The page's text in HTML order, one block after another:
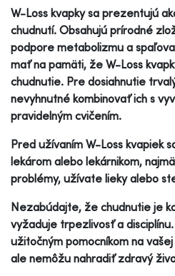
W-Loss kvapky sa prezentujú
chudnutí. Obsahujú prírodné
podpore metabolizmu a
mať na pamäti, že W-Loss
chudnutie. Pre dosiahnutie
nevyhnutné kombinovať ich s
pravidelným cvičením.
Pred užívaním W-Loss kvapiek
lekárom alebo lekárnikom,
problémy, užívate lieky alebo
Nezabúdajte, že chudnutie je
vyžaduje trpezlivosť a
užitočným pomocníkom na
ale nemôžu nahradiť zdravý